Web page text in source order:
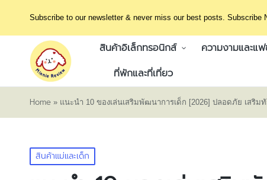
Subscribe to our newsletter & never miss our best posts. Subscribe
สินค้าอิเล็กทรอนิกส์ ความงามและแ
ที่พักและที่เที่ยว
Home » แนะนำ 10 ของเล่นเสริมพัฒนาการเด็ก [2026] ปลอดภัย เสริม
Posted
in
สินค้าแม่และเด็ก